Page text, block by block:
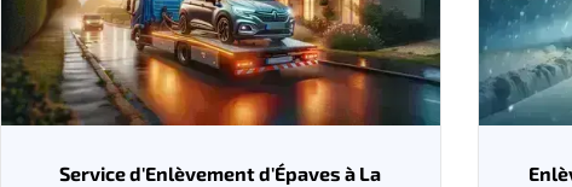
Service d'Enlèvement d'Épaves à La